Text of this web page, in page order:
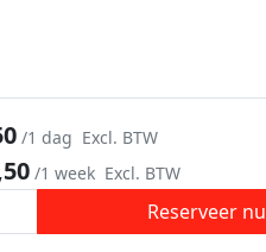
/1 dag Excl. BTW
/1 week Excl. BTW
Reserveer nu